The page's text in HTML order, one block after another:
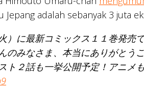
adalah sebanyak 3 juta
）に最新コミックス１１巻発売
のみなさま、本当にありがとう
ト２話も一挙公開予定！アニメ